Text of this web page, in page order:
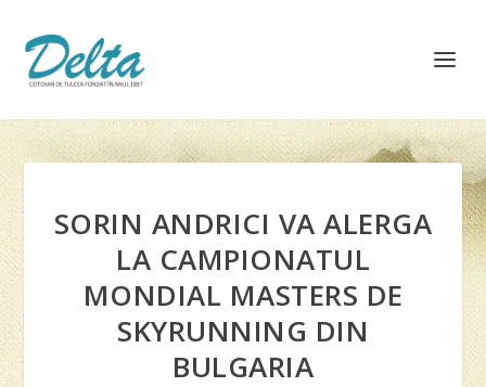
SORIN ANDRICI VA ALERGA
LA CAMPIONATUL
MONDIAL MASTERS DE
SKYRUNNING DIN
BULGARIA